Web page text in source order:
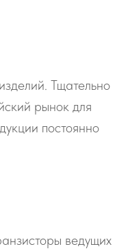
Тщательно
рынок для
постоянно
ведущих